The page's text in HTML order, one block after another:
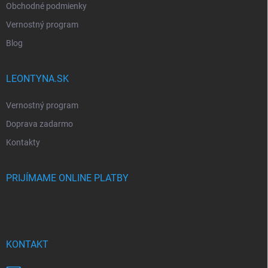
Obchodné podmienky
Vernostný program
Blog
LEONTYNA.SK
Vernostný program
Doprava zadarmo
Kontakty
PRIJÍMAME ONLINE PLATBY
KONTAKT